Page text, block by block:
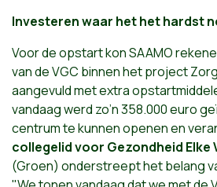
Investeren waar het het hardst
Voor de opstart kon SAAMO
van de VGC binnen het project
aangevuld met extra
vandaag werd zo’n 358.000 euro
centrum te kunnen openen en
collegelid voor Gezondheid Elke
(Groen) onderstreept het belang